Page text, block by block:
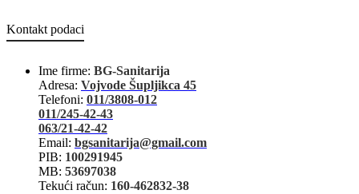
Kontakt podaci
Ime firme: BG-Sanitarija
Adresa: Vojvode Šupljikca 45
Telefoni: 011/3808-012
011/245-42-43
063/21-42-42
Email: bgsanitarija@gmail.com
PIB: 100291945
MB: 53697038
Tekući račun: 160-462832-38